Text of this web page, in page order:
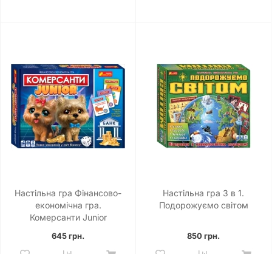
Настільна гра Фінансово-
економічна гра.
Комерсанти Junior
645 грн.
Настільна гра 3 в 1.
Подорожуємо світом
850 грн.